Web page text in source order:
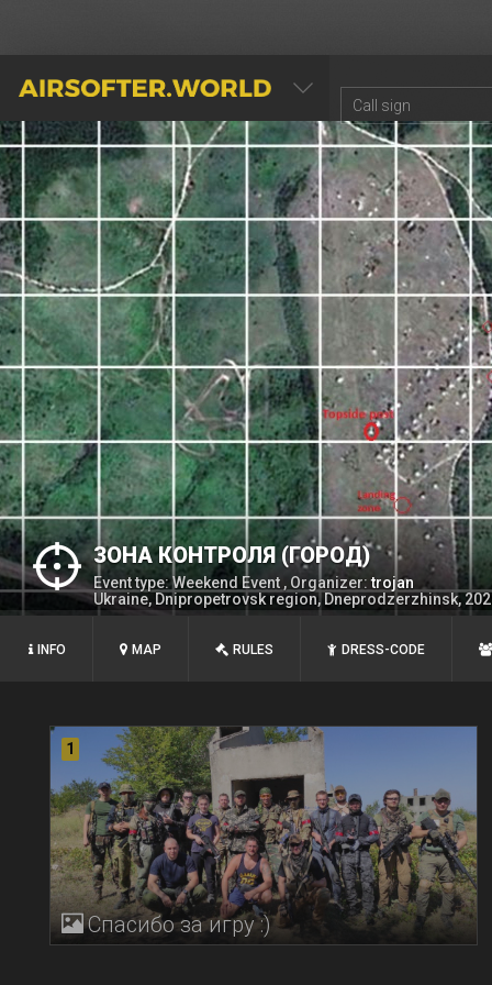
AIRSOFTER.WORLD
ЗОНА КОНТРОЛЯ (ГОРОД)
Event type: Weekend Event , Organizer:trojan
Ukraine, Dnipropetrovsk region, Dneprodzerzhinsk,
INFO MAP RULES DRESS-CODE
1
Спасибо за игру :)